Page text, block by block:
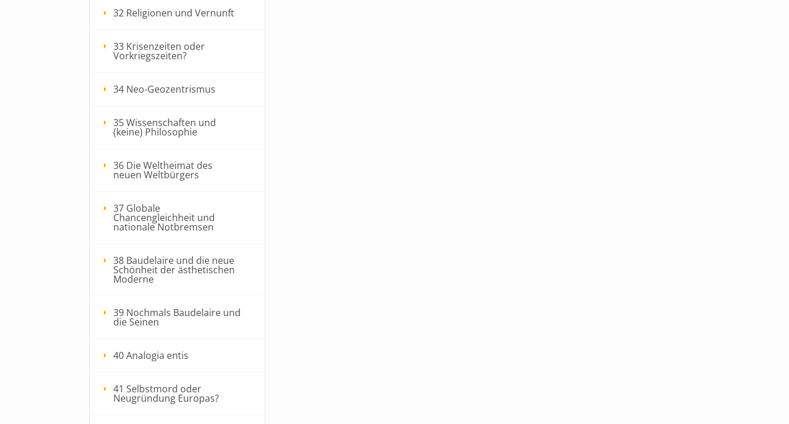
32 Religionen und Vernunft
33 Krisenzeiten oder
Vorkriegszeiten?
34 Neo-Geozentrismus
35 Wissenschaften und
(keine) Philosophie
36 Die Weltheimat des
neuen Weltbürgers
37 Globale
Chancengleichheit und
nationale Notbremsen
38 Baudelaire und die neue
Schönheit der ästhetischen
Moderne
39 Nochmals Baudelaire und
die Seinen
40 Analogia entis
41 Selbstmord oder
Neugründung Europas?